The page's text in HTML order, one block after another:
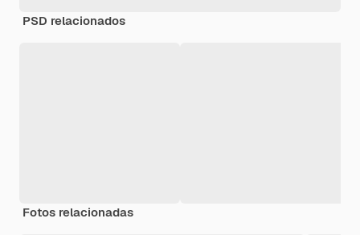
PSD relacionados
Fotos relacionadas